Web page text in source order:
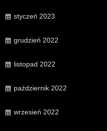
styczeń 2023
grudzień 2022
listopad 2022
październik 2022
wrzesień 2022